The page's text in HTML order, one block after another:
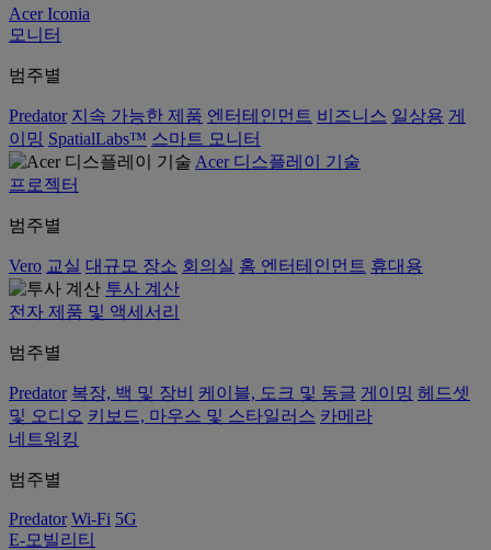
Acer Iconia
모니터
범주별
Predator 지속 가능한 제품 엔터테인먼트 비즈니스 일상용 게
이밍 SpatialLabs™ 스마트 모니터
Acer 디스플레이 기술
프로젝터
범주별
Vero 교실 대규모 장소 회의실 홈 엔터테인먼트 휴대용
투사 계산
전자 제품 및 액세서리
범주별
Predator 복장, 백 및 장비 케이블, 도크 및 동글 게이밍 헤드셋
및 오디오 키보드, 마우스 및 스타일러스 카메라
네트워킹
범주별
Predator Wi-Fi 5G
E-모빌리티